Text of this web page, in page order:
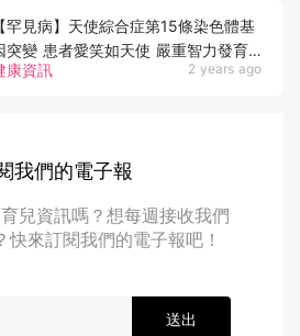
康資訊 2 years ago
【罕見病】天使綜合症第15條染色體基
者愛笑如天使 嚴重智力發育
緩
我們的電子報
兒資訊嗎？想每週接收我們
快來訂閱我們的電子報吧！
送出